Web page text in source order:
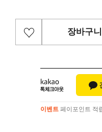
장바구니
이벤트 페이포인트 적